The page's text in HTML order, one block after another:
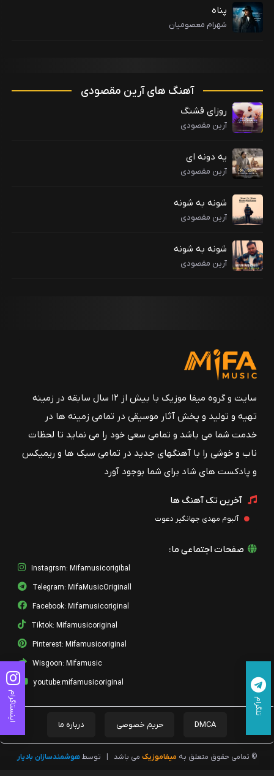
پناه
شهرام معصومیان
آهنگ های آرین مقصودی
روزای قشنگ
آرین مقصودی
یه دونه ای
آرین مقصودی
شونه به شونه
آرین مقصودی
شونه به شونه
آرین مقصودی
سایت و گروه میفا موزیک با بیش از ۱۲ سال سابقه در زمینه
تهیه و تولید و پخش آثار موسیقی در تمامی زمینه ها در
خدمت شما می باشد و تمامی سعی خود را می نماید تا لحظات
ناب و خوشی را با آهنگهای جدید در تمامی سبک ها و ریمیکس
و پادکست های شاد برای شما بوجود آورد
آخرین تک آهنگ ها
آلبوم مهدی جهانگیر دعوت
صفحات اجتماعی ما:
Instagrsm: Mifamusicorigibal
Telegram: MifaMusicOriginall
Facebook: Mifamusicoriginal
Tiktok: Mifamusicoriginal
Pinterest: Mifamusicoriginal
Wisgoon: Mifamusic
youtube:mifamusicoriginal
DMCA حریم خصوصی درباره ما
© تمامی حقوق متعلق به میفاموزیک می باشد توسطهوشمندسازان بادیار
اینستاگرام تلگرام